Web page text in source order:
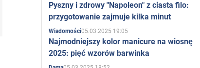
Pyszny i zdrowy "Napoleon" z ciasta filo:
przygotowanie zajmuje kilka minut
Wiadomości05.03.2025 19:05
Najmodniejszy kolor manicure na wiosnę
2025: pięć wzorów barwinka